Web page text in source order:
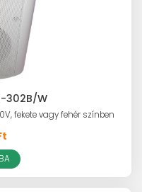
302B/W
fekete vagy fehér színben